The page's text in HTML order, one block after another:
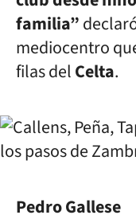
familia”
mediocentro
filas delCelta.
Pedro Gallese